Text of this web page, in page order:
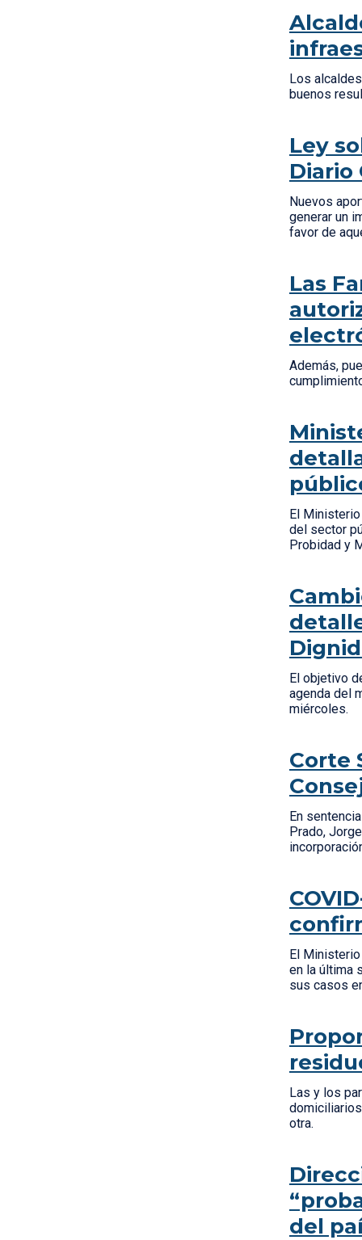
Los
buenos
Ley
Diario
Nuevos
generar un
favor de
Las
Además,
El
del sector
Probidad y
El objetivo
agenda del
miércoles.
Corte
En
Prado,
El
en la última
sus casos
Las y los
otra.
del